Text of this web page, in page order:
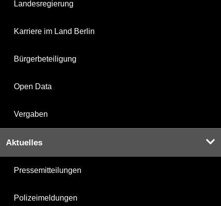
Landesregierung
Karriere im Land Berlin
Bürgerbeteiligung
Open Data
Vergaben
Aktuelles
Pressemitteilungen
Polizeimeldungen